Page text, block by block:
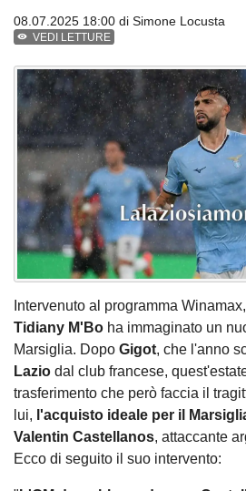
08.07.2025 18:00 di Simone Locusta
VEDI LETTURE
Intervenuto al programma
Tidiany M'Bo ha immaginato un
Marsiglia. Dopo Gigot, che l'anno
Lazio dal club francese,
trasferimento che però faccia il
lui, l'acquisto ideale per il
Valentin Castellanos, attaccante
Ecco di seguito il suo intervento: